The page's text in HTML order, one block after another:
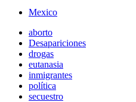
Mexico
aborto
Desapariciones
drogas
eutanasia
inmigrantes
política
secuestro